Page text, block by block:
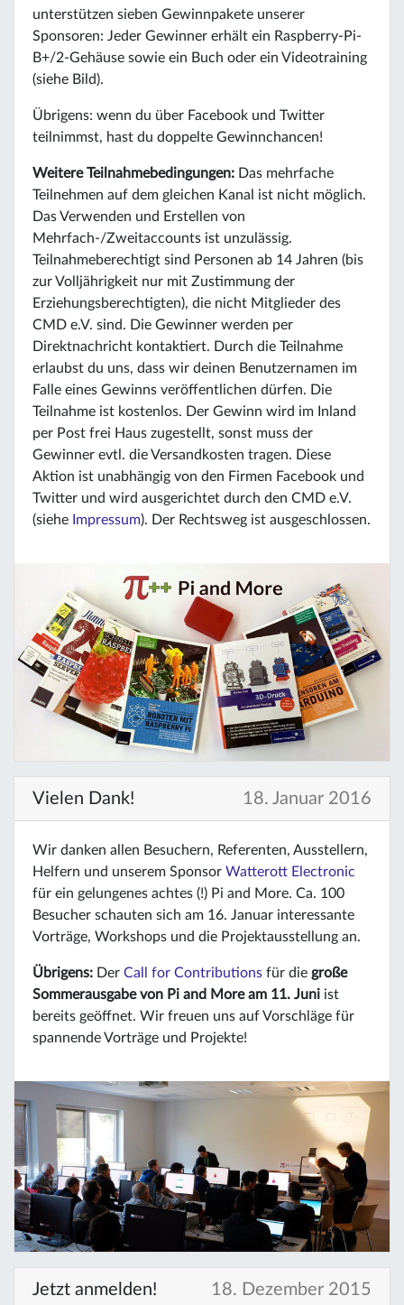
unterstützen sieben Gewinnpakete unserer
Sponsoren: Jeder Gewinner erhält ein Raspberry-Pi-
B+/2-Gehäuse sowie ein Buch oder ein Videotraining
(siehe Bild).
Übrigens: wenn du über Facebook und Twitter
teilnimmst, hast du doppelte Gewinnchancen!
Weitere Teilnahmebedingungen: Das mehrfache
Teilnehmen auf dem gleichen Kanal ist nicht möglich.
Das Verwenden und Erstellen von
Mehrfach-/Zweitaccounts ist unzulässig.
Teilnahmeberechtigt sind Personen ab 14 Jahren (bis
zur Volljährigkeit nur mit Zustimmung der
Erziehungsberechtigten), die nicht Mitglieder des
CMD e.V. sind. Die Gewinner werden per
Direktnachricht kontaktiert. Durch die Teilnahme
erlaubst du uns, dass wir deinen Benutzernamen im
Falle eines Gewinns veröffentlichen dürfen. Die
Teilnahme ist kostenlos. Der Gewinn wird im Inland
per Post frei Haus zugestellt, sonst muss der
Gewinner evtl. die Versandkosten tragen. Diese
Aktion ist unabhängig von den Firmen Facebook und
Twitter und wird ausgerichtet durch den CMD e.V.
(siehe Impressum). Der Rechtsweg ist ausgeschlossen.
Vielen Dank! 18. Januar 2016
Wir danken allen Besuchern, Referenten, Ausstellern,
Helfern und unserem Sponsor Watterott Electronic
für ein gelungenes achtes (!) Pi and More. Ca. 100
Besucher schauten sich am 16. Januar interessante
Vorträge, Workshops und die Projektausstellung an.
Übrigens: Der Call for Contributions für die große
Sommerausgabe von Pi and More am 11. Juni ist
bereits geöffnet. Wir freuen uns auf Vorschläge für
spannende Vorträge und Projekte!
Jetzt anmelden! 18. Dezember 2015